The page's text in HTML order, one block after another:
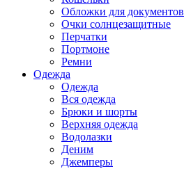
Обложки для документов
Очки солнцезащитные
Перчатки
Портмоне
Ремни
Одежда
Одежда
Вся одежда
Брюки и шорты
Верхняя одежда
Водолазки
Деним
Джемперы